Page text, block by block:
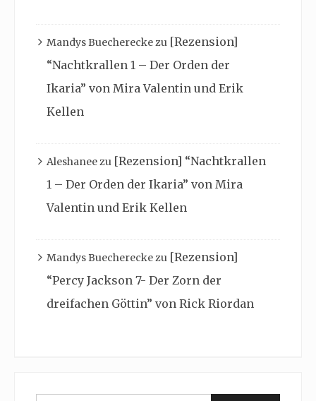
Mandys Buechereckezu [Rezension]
“Nachtkrallen 1 – Der Orden der
Ikaria” von Mira Valentin und Erik
Kellen
Aleshaneezu [Rezension] “Nachtkrallen
1 – Der Orden der Ikaria” von Mira
Valentin und Erik Kellen
Mandys Buechereckezu [Rezension]
“Percy Jackson 7- Der Zorn der
dreifachen Göttin” von Rick Riordan